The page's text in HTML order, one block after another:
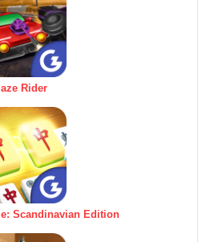
Rider
Scandinavian Edition